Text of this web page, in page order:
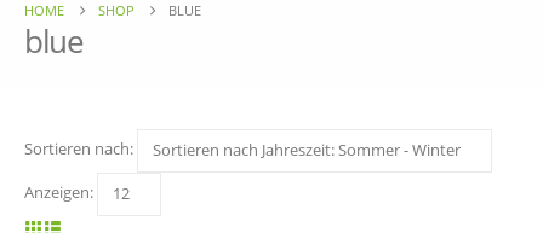
HOME SHOP BLUE
blue
Sortieren nach:
Anzeigen: